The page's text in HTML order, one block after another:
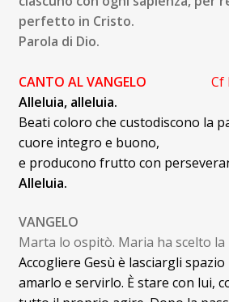
perfetto in Cristo.
Parola di Dio.
CANTO AL VANGELO Cf
Alleluia, alleluia.
Beati coloro che custodiscono la
cuore integro e buono,
e producono frutto con
Alleluia.
VANGELO
Marta lo ospitò. Maria ha scelto
Accogliere Gesù è lasciargli
amarlo e servirlo. È stare con lui,